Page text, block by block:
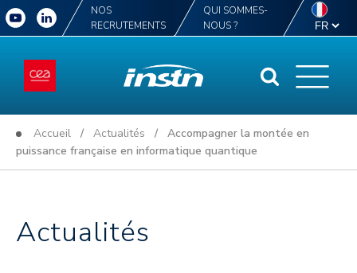
NOS
RECRUTEMENTS
QUI SOMMES-
NOUS ?
Accueil / Actualités / Accompagner la montée en
puissance française en informatique quantique
Actualités